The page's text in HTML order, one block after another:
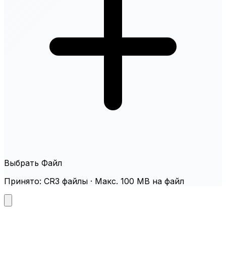
Выбрать Файл
Принято: CR3 файлы · Макс. 100 MB на файл